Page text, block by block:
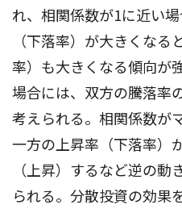
れ、相関係数が1に近い
（下落率）が大きくな
率）も大きくなる傾向が
場合には、双方の騰落率
考えられる。相関係数が
一方の上昇率（下落率）
（上昇）するなど逆の
られる。分散投資の効果